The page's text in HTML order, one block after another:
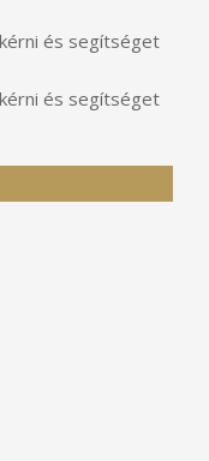
és segítséget
és segítséget